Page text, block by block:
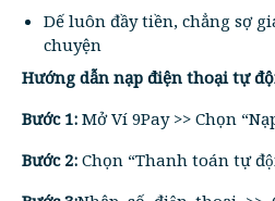
Dế luôn đầy tiền, chẳng sợ
chuyện
Hướng dẫn nạp điện thoại tự
Bước 1: Mở Ví 9Pay >> Chọn
Bước 2: Chọn “Thanh toán tự